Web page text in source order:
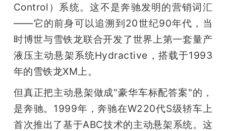
Control）系统。这不是奔驰发明的营销词汇
——它的前身可以追溯到20世纪90年代，当
时博世与雪铁龙联合开发了世界上第一套量产
液压主动悬架系统Hydractive，搭载于1993
年的雪铁龙XM上。
但真正把主动悬架做成"豪华车标配答案"的，
是奔驰。1999年，奔驰在W220代S级轿车上
首次推出了基于ABC技术的主动悬架系统。这